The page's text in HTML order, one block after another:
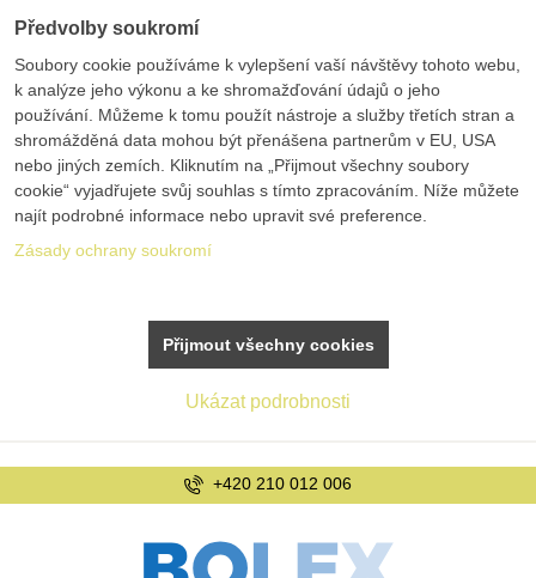
+420 210 012 006
Předvolby soukromí
Soubory cookie používáme k vylepšení vaší návštěvy tohoto webu,
k analýze jeho výkonu a ke shromažďování údajů o jeho
používání. Můžeme k tomu použít nástroje a služby třetích stran a
shromážděná data mohou být přenášena partnerům v EU, USA
nebo jiných zemích. Kliknutím na „Přijmout všechny soubory
cookie“ vyjadřujete svůj souhlas s tímto zpracováním. Níže můžete
najít podrobné informace nebo upravit své preference.
Zásady ochrany soukromí
Ukázat podrobnosti
Přijmout všechny cookies